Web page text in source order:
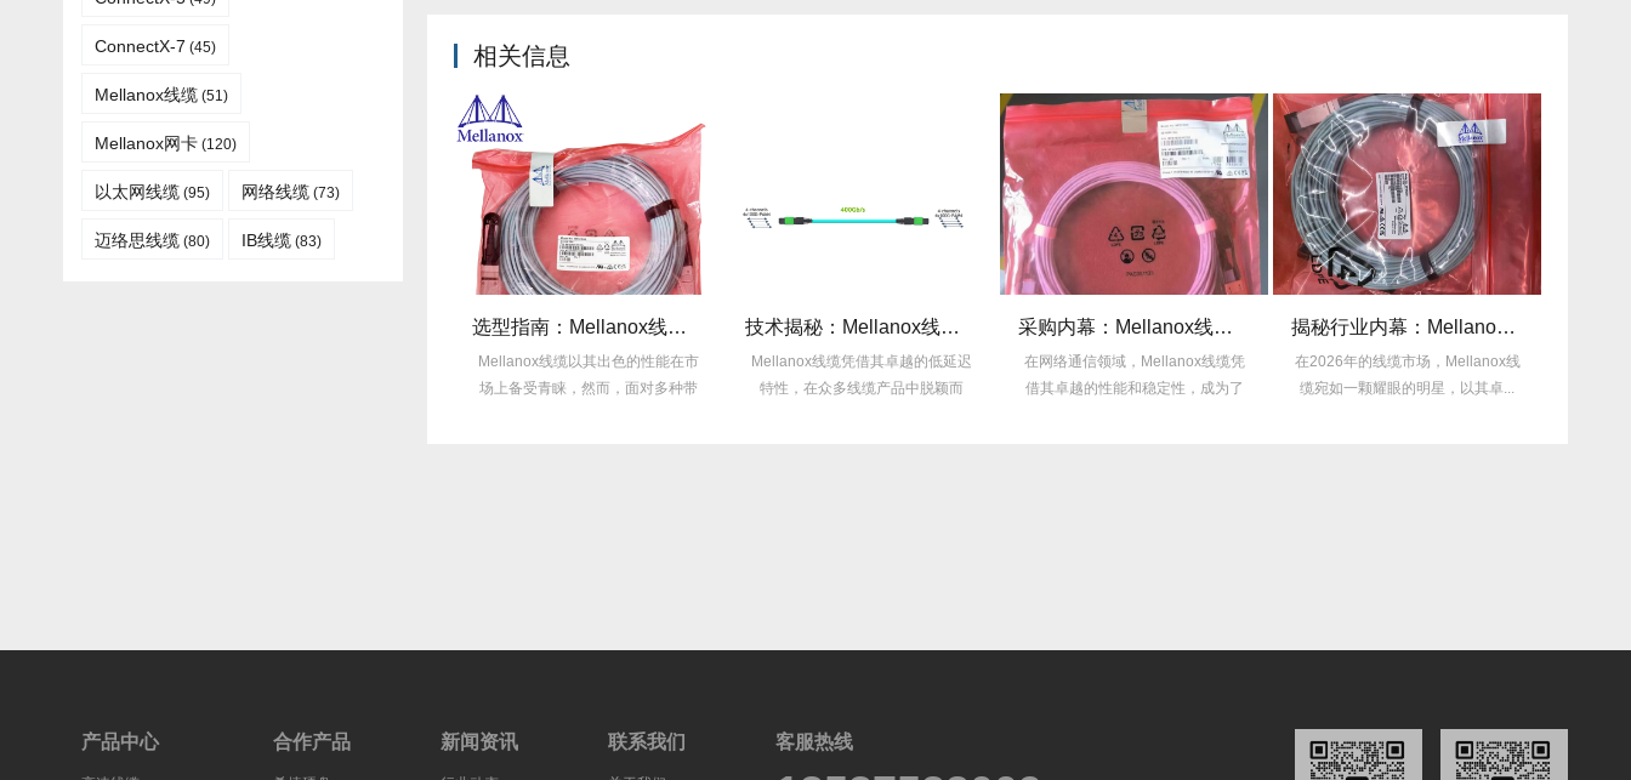
相关信息
选型指南：Mellanox线缆带宽怎么选？看完这篇不纠结！
Mellanox线缆以其出色的性能在市
场上备受青睐，然而，面对多种带
技术揭秘：Mellanox线缆低延迟背后的“信号优化”黑科技！
Mellanox线缆凭借其卓越的低延迟
特性，在众多线缆产品中脱颖而
采购内幕：Mellanox线缆验真3步走，假货休想蒙混过关！
在网络通信领域，Mellanox线缆凭
借其卓越的性能和稳定性，成为了
揭秘行业内幕：Mellanox线缆为何比同类产品耐用3倍？
在2026年的线缆市场，Mellanox线
缆宛如一颗耀眼的明星，以其卓...
ConnectX-7 (45)
Mellanox线缆​ (51)
Mellanox网卡 (120)
以太网线缆 (95) 网络线缆 (73)
迈络思线缆 (80) IB线缆​ (83)
产品中心 合作产品 新闻资讯 联系我们 客服热线